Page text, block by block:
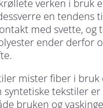
verken i bruk
en tendens
med svette, og
ender derfor
mister fiber i bruk
syntetiske tekstiler er
bruken og